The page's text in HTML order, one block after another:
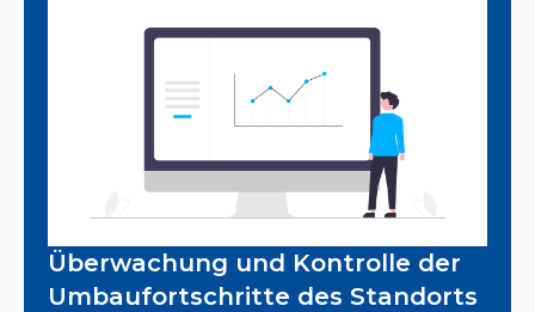
Überwachung und Kontrolle der
Umbaufortschritte des Standorts